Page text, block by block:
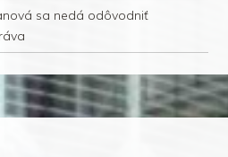
sa nedá odôvodniť